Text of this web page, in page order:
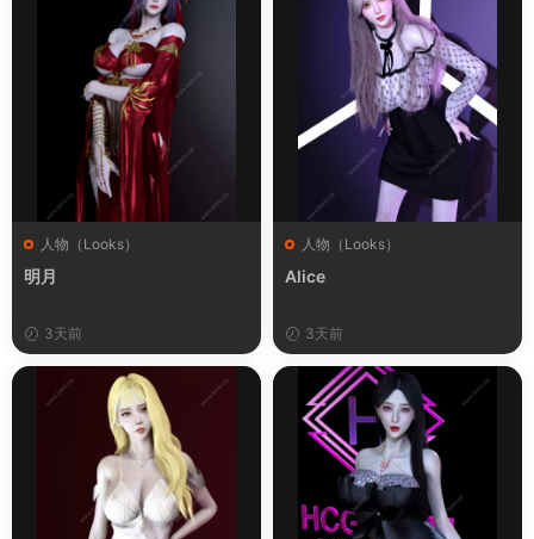
人物（Looks）
明月
3天前
人物（Looks）
Alice
3天前